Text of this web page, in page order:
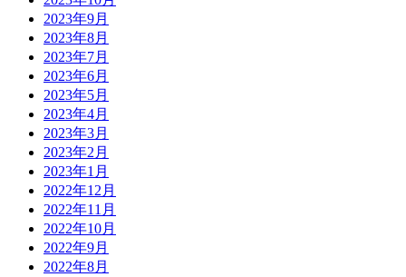
2023年9月
2023年8月
2023年7月
2023年6月
2023年5月
2023年4月
2023年3月
2023年2月
2023年1月
2022年12月
2022年11月
2022年10月
2022年9月
2022年8月